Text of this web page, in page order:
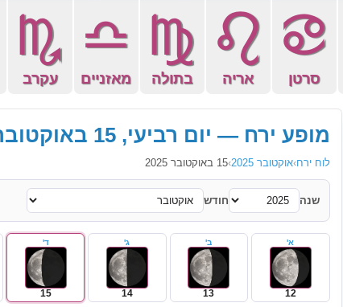
f
סרטן
g
אריה
h
בתולה
j
מאזניים
k
עקרב
מופע ירח — יום רביעי, 15 באוקטובר 2025
לוח ירח›אוקטובר 2025 ›15 באוקטובר 2025
שנה חודש
א'
12
ב'
13
ג'
14
ד'
15